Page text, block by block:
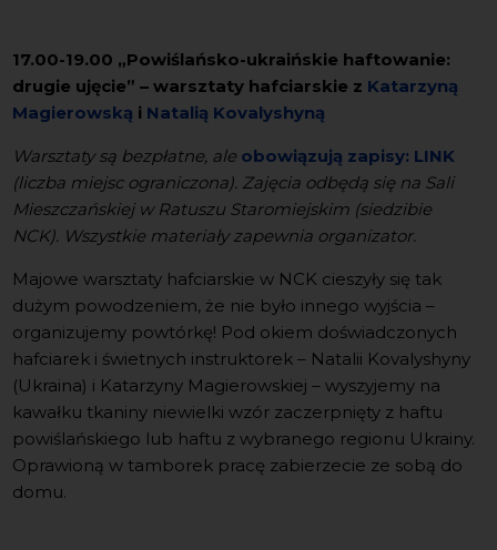
17.00-19.00 „Powiślańsko-ukraińskie haftowanie:
drugie ujęcie” – warsztaty hafciarskie z Katarzyną
Magierowską i Natalią Kovalyshyną
Warsztaty są bezpłatne, ale obowiązują zapisy: LINK
(liczba miejsc ograniczona). Zajęcia odbędą się na Sali
Mieszczańskiej w Ratuszu Staromiejskim (siedzibie
NCK). Wszystkie materiały zapewnia organizator.
Majowe warsztaty hafciarskie w NCK cieszyły się tak
dużym powodzeniem, że nie było innego wyjścia –
organizujemy powtórkę! Pod okiem doświadczonych
hafciarek i świetnych instruktorek – Natalii Kovalyshyny
(Ukraina) i Katarzyny Magierowskiej – wyszyjemy na
kawałku tkaniny niewielki wzór zaczerpnięty z haftu
powiślańskiego lub haftu z wybranego regionu Ukrainy.
Oprawioną w tamborek pracę zabierzecie ze sobą do
domu.